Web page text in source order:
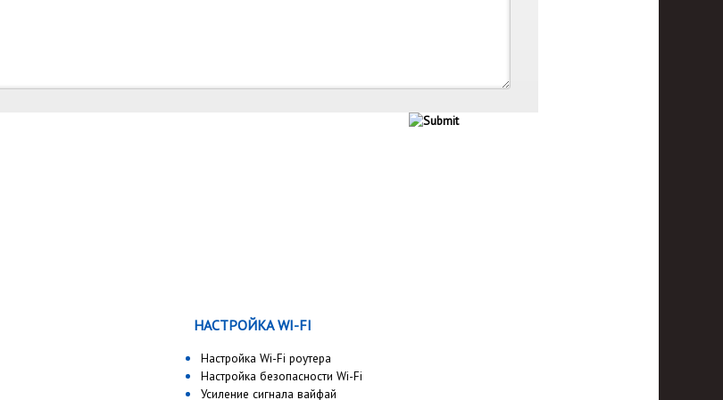
НАСТРОЙКА WI-FI
Настройка Wi-Fi роутера
Настройка безопасности Wi-Fi
Усиление сигнала вайфай